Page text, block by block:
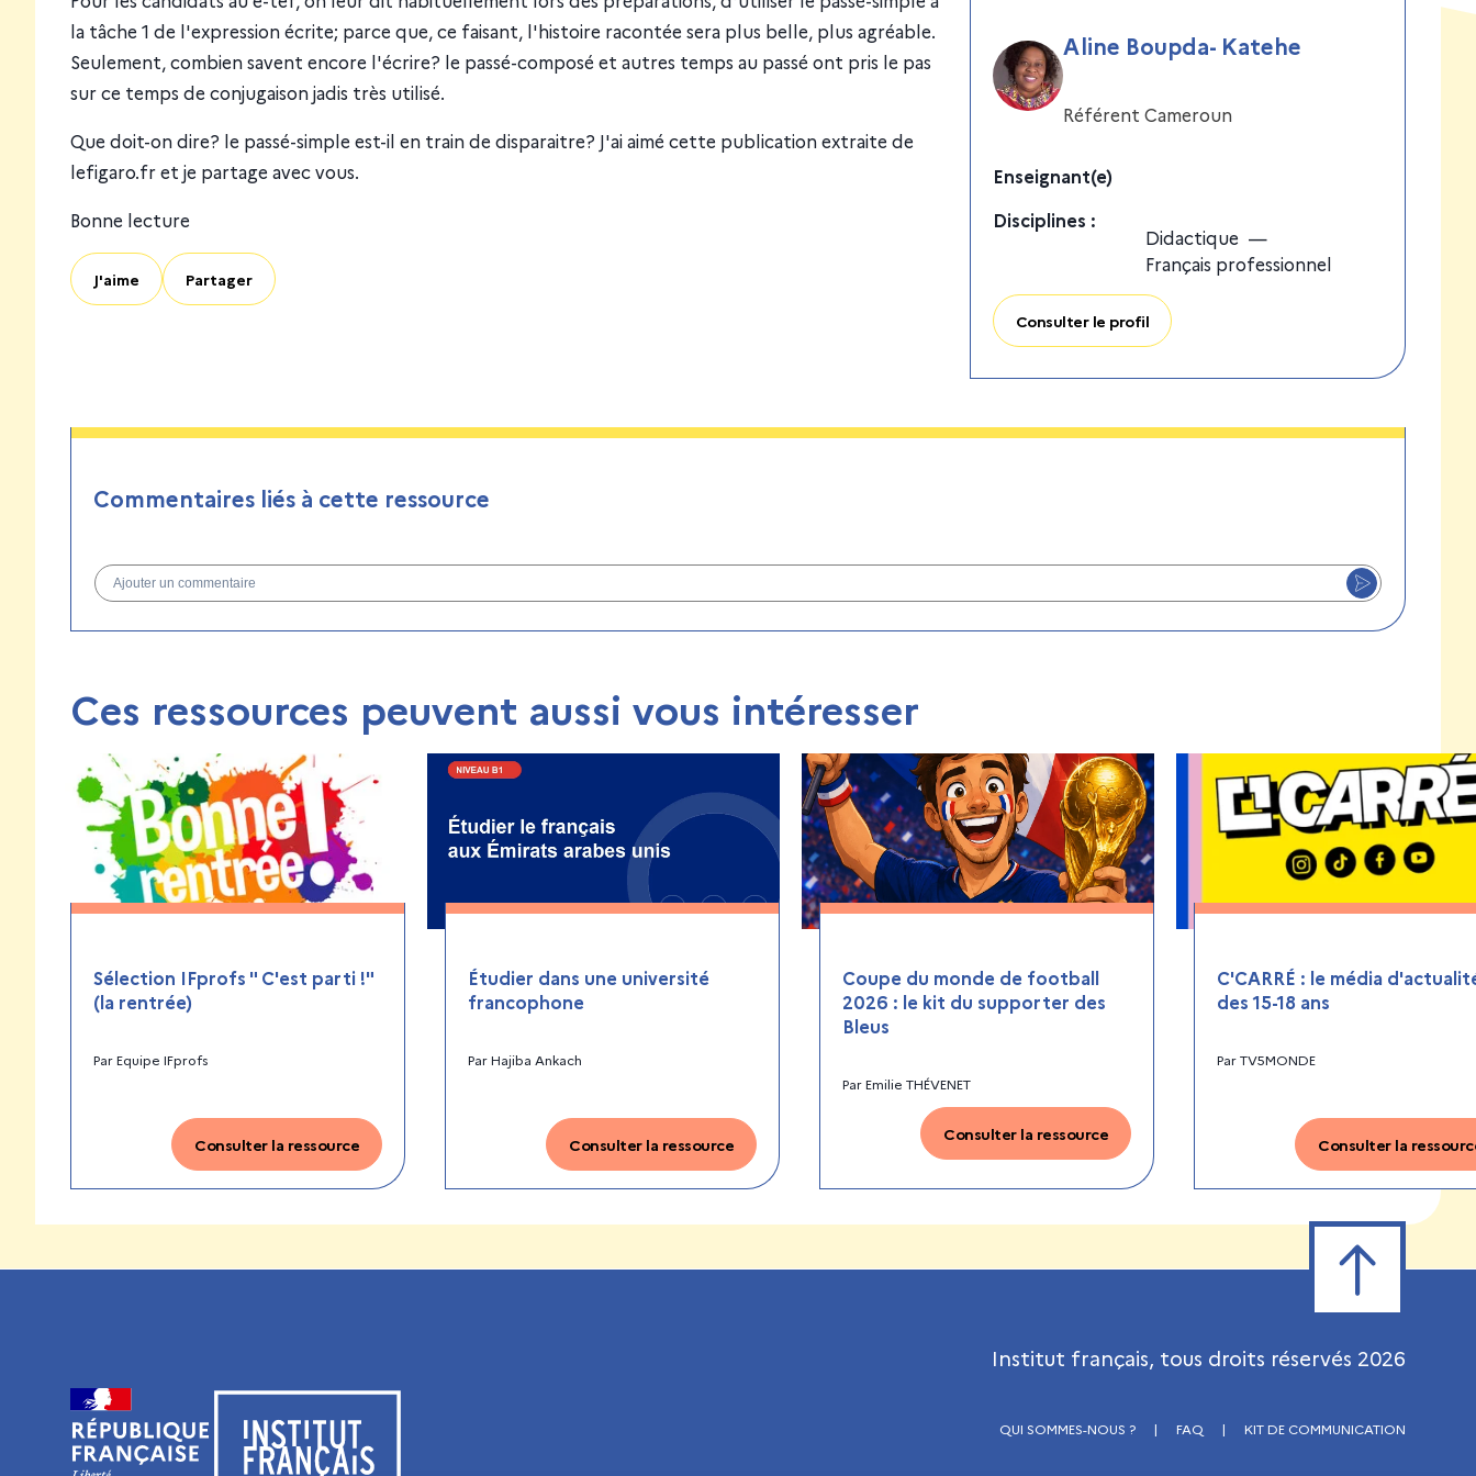
la tâche 1 de l'expression écrite; parce que, ce faisant, l'histoire racontée sera plus belle, plus agréable.
Seulement, combien savent encore l'écrire? le passé-composé et autres temps au passé ont pris le pas
sur ce temps de conjugaison jadis très utilisé.
Que doit-on dire? le passé-simple est-il en train de disparaitre? J'ai aimé cette publication extraite de
lefigaro.fr et je partage avec vous.
Bonne lecture
J'aime Partager
Aline Boupda- Katehe
Référent Cameroun
Enseignant(e)
Disciplines :
Didactique —
Français professionnel
Consulter le profil
Commentaires liés à cette ressource
Ajouter un commentaire
Ces ressources peuvent aussi vous intéresser
Sélection IFprofs " C'est parti !"
(la rentrée)
ParEquipe IFprofs
Consulter la ressource
Étudier dans une université
francophone
ParHajiba Ankach
Consulter la ressource
Coupe du monde de football
2026 : le kit du supporter des
Bleus
ParEmilie THÉVENET
Consulter la ressource
C'CARRÉ : le média
des 15-18 ans
ParTV5MONDE
Consulter la
Visiter le site de l’Institut français
Institut français, tous droits réservés 2026
QUI SOMMES-NOUS ? | FAQ | KIT DE COMMUNICATION